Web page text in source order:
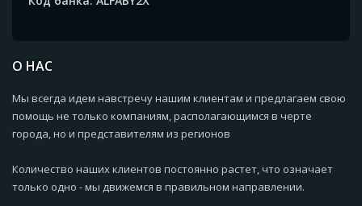
О НАС
Мы всегда идем навстречу нашим клиентам и предлагаем свою
помощь не только компаниям, располагающимся в черте
города, но и представителям из регионов
Количество наших клиентов постоянно растет, что означает
только одно - мы движемся в правильном направлении.